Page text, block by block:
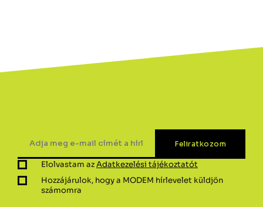
Elolvastam azAdatkezelési tájékoztatót
Hozzájárulok, hogy a MODEM hírlevelet küldjön
számomra